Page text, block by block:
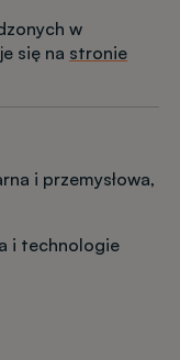
w
się na stronie
i przemysłowa,
i technologie